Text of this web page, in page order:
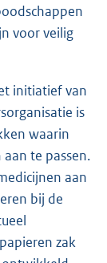
voor veilig
initiatief van
is
waarin
te passen.
aan
bij de
zak